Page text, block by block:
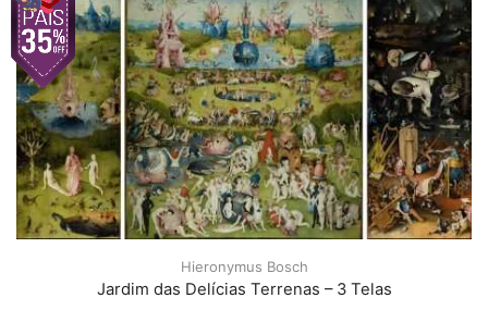
Hieronymus Bosch
Jardim das Delícias Terrenas – 3 Telas